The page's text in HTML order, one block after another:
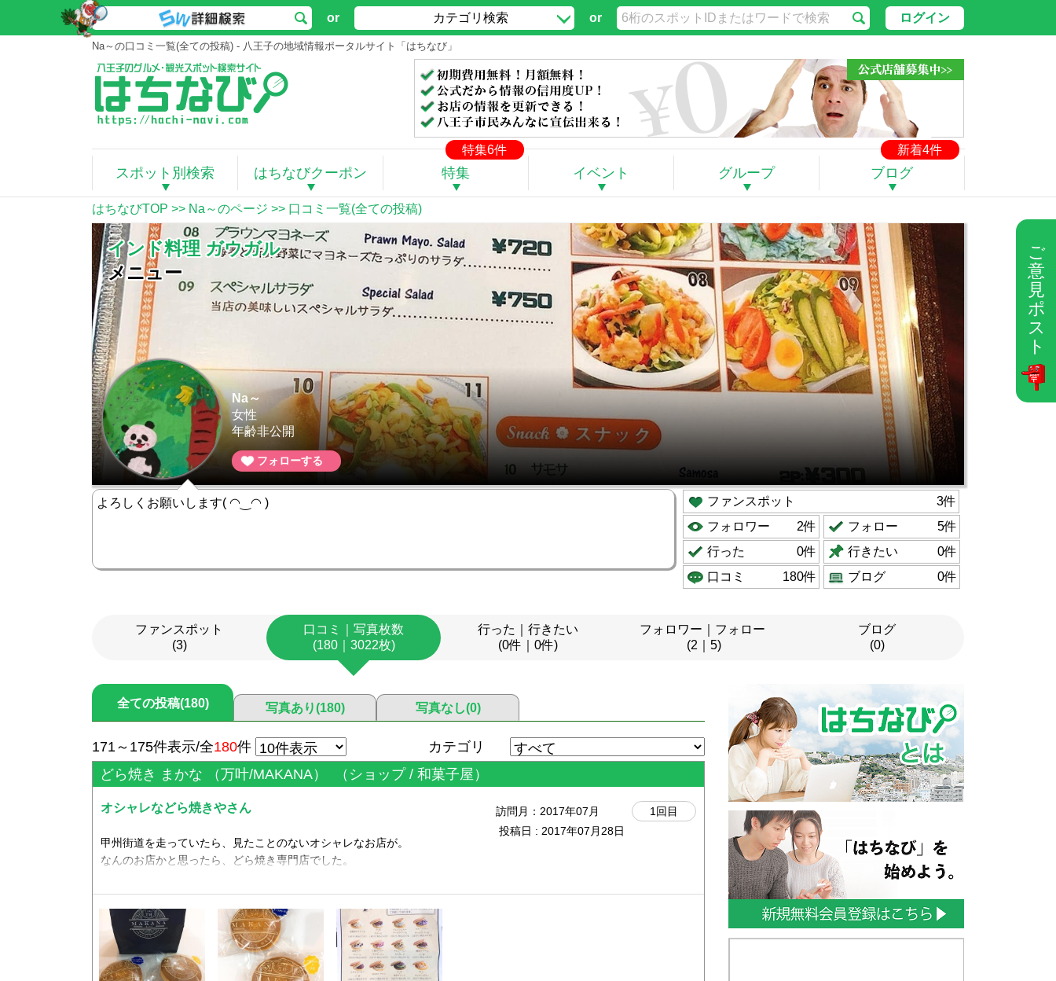
ご
意
見
ポ
ス
ト
or カテゴリ検索 or ログイン
Na～の口コミ一覧(全ての投稿) - 八王子の地域情報ポータルサイト「はちなび」
特集6件 新着4件
スポット別検索 はちなびクーポン 特集 イベント グループ ブログ
はちなびTOP >> Na～のページ >> 口コミ一覧(全ての投稿)
小いけ
裏口 通路
Na～
女性
年齢非公開
フォローする
よろしくお願いします( ◠‿◠ ) ファンスポット
3件
フォロワー
2件 フォロー
5件
行った
0件 行きたい
0件
口コミ
180件 ブログ 0件
ファンスポット
(3)
口コミ｜写真枚数
(180｜3022枚)
行った｜行きたい
(0件｜0件)
フォロワー｜フォロー
(2｜5)
ブログ
(0)
全ての投稿(180) 写真あり(180) 写真なし(0)
171～175件表示/全180件
カテゴリ
どら焼き まかな （万叶/MAKANA）
（ショップ / 和菓子屋）
オシャレなどら焼きやさん 訪問月： 2017年07月
1回目
投稿日 : 2017年07月28日
甲州街道を走っていたら、見たことのないオシャレなお店が。
なんのお店かと思ったら、どら焼き専門店でした。
新しいもの、オシャレなものが好きなわたしは、迷わず入店(*^^*)
冷蔵のショーケースにいろんな種類のどら焼きが並んでいました。
3時を過ぎていた為、時間的に季節限定の桃のどら焼きは完売。。
残念(>_<)